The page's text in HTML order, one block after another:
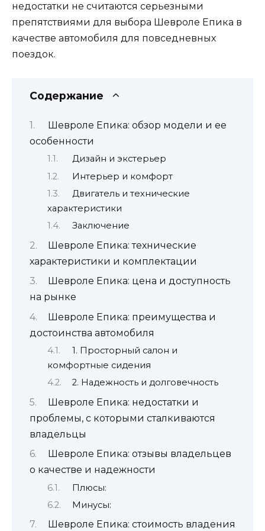
недостатки не считаются серьезными
препятствиями для выбора Шевроле Епика в
качестве автомобиля для повседневных
поездок.
Содержание
Шевроле Епика: обзор модели и ее
особенности
Дизайн и экстерьер
Интерьер и комфорт
Двигатель и технические
характеристики
Заключение
Шевроле Епика: технические
характеристики и комплектации
Шевроле Епика: цена и доступность
на рынке
Шевроле Епика: преимущества и
достоинства автомобиля
1. Просторный салон и
комфортные сидения
2. Надежность и долговечность
Шевроле Епика: недостатки и
проблемы, с которыми сталкиваются
владельцы
Шевроле Епика: отзывы владельцев
о качестве и надежности
Плюсы:
Минусы:
Шевроле Епика: стоимость владения